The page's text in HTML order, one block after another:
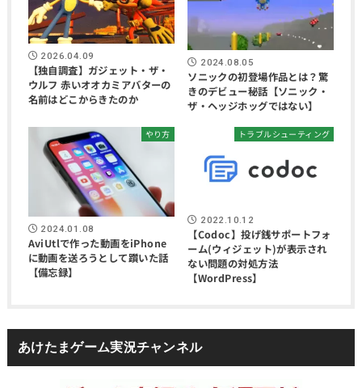
2026.04.09
【独自調査】ガジェット・ザ・
ウルフ 赤いオオカミアバターの
名前はどこからきたのか
2024.08.05
ソニックの初登場作品とは？驚
きのデビュー秘話【ソニック・
ザ・ヘッジホッグではない】
やり方
2024.01.08
AviUtlで作った動画をiPhone
に動画を送ろうとして躓いた話
【備忘録】
トラブルシューティング
2022.10.12
【Codoc】投げ銭サポートフォ
ーム(ウィジェット)が表示され
ない問題の対処方法
【WordPress】
あけたまゲーム実況チャンネル